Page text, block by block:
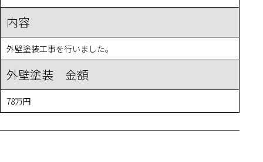
内容
外壁塗装工事を行いました。
外壁塗装 金額
78万円